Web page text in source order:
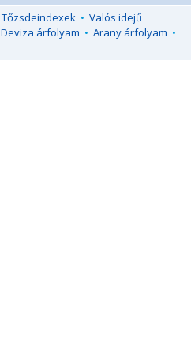
Tőzsdeindexek • Valós idejű
Deviza árfolyam • Arany árfolyam •